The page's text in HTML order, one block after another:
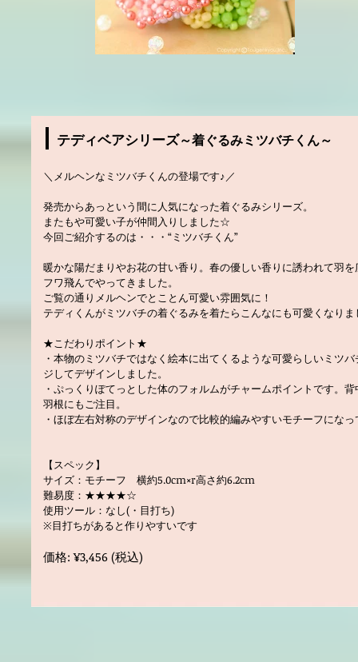
テディベアシリーズ～着ぐるみミツバチくん～
＼メルヘンなミツバチくんの登場です♪／
発売からあっという間に人気になった着ぐるみシリーズ。
またもや可愛い子が仲間入りしました☆
今回ご紹介するのは・・・“ミツバチくん”
暖かな陽だまりやお花の甘い香り。春の優しい香りに誘われて羽
フワ飛んでやってきました。
ご覧の通りメルヘンでとことん可愛い雰囲気に！
テディくんがミツバチの着ぐるみを着たらこんなにも可愛くなりま
★こだわりポイント★
・本物のミツバチではなく絵本に出てくるような可愛らしいミツ
ジしてデザインしました。
・ぷっくりぽてっとした体のフォルムがチャームポイントです。
羽根にもご注目。
・ほぼ左右対称のデザインなので比較的編みやすいモチーフにな
【スペック】
サイズ：モチーフ 横約5.0cm×r高さ約6.2cm
難易度：★★★★☆
使用ツール：なし(・目打ち)
※目打ちがあると作りやすいです
価格: ¥3,456 (税込)